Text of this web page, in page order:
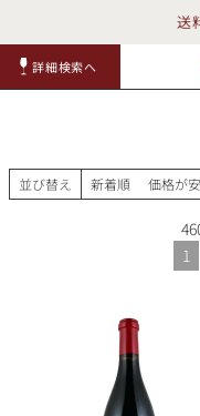
送
詳細検索へ
並び替え 新着順 価格が
1